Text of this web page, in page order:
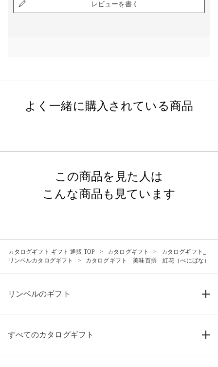
レビューを書く
よく一緒に購入されている商品
この商品を見た人は
こんな商品も見ています
カタログギフト ギフト 通販 TOP カタログギフト
カタログギフト_
リンベルカタログギフト
カタログギフト 美味百撰 紅花（べにばな）
リンベルのギフト
すべてのカタログギフト